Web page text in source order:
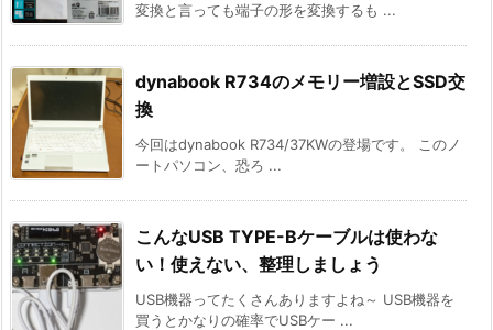
変換と言っても端子の形を変換するも ...
dynabook R734のメモリー増設とSSD交
換
今回はdynabook R734/37KWの登場です。 このノ
ートパソコン、恐ろ ...
こんなUSB TYPE-Bケーブルは使わな
い！使えない、整理しましょう
USB機器ってたくさんありますよね～ USB機器を
買うとかなりの確率でUSBケー ...